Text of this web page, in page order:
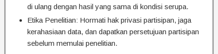
di ulang dengan hasil yang sama di kondisi serupa.
Etika Penelitian: Hormati hak privasi partisipan, jaga
kerahasiaan data, dan dapatkan persetujuan partisipan
sebelum memulai penelitian.